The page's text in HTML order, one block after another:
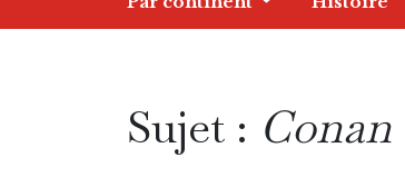
Sujet : Conan